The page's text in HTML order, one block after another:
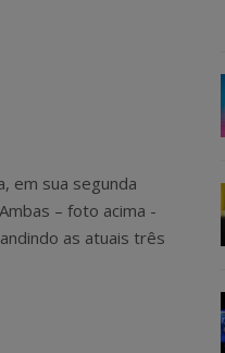
em sua segunda
– foto acima -
as atuais três